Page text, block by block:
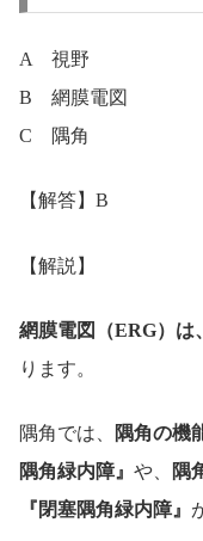
A 視野
B 網膜電図
C 隅角
【解答】B
【解説】
網膜電図（ERG）は
ります。
隅角では、 隅角の機
隅角緑内障』 や、 隅
『閉塞隅角緑内障』